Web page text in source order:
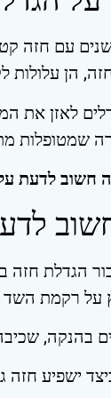
עם חזה
הן
לאזן את
שמטופלות
לדעת
חזה
על רקמת
בהנקה,
ישפיע